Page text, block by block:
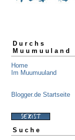
Durchs
Muumuuland
Home
Im Muumuuland
Blogger.de Startseite
Suche